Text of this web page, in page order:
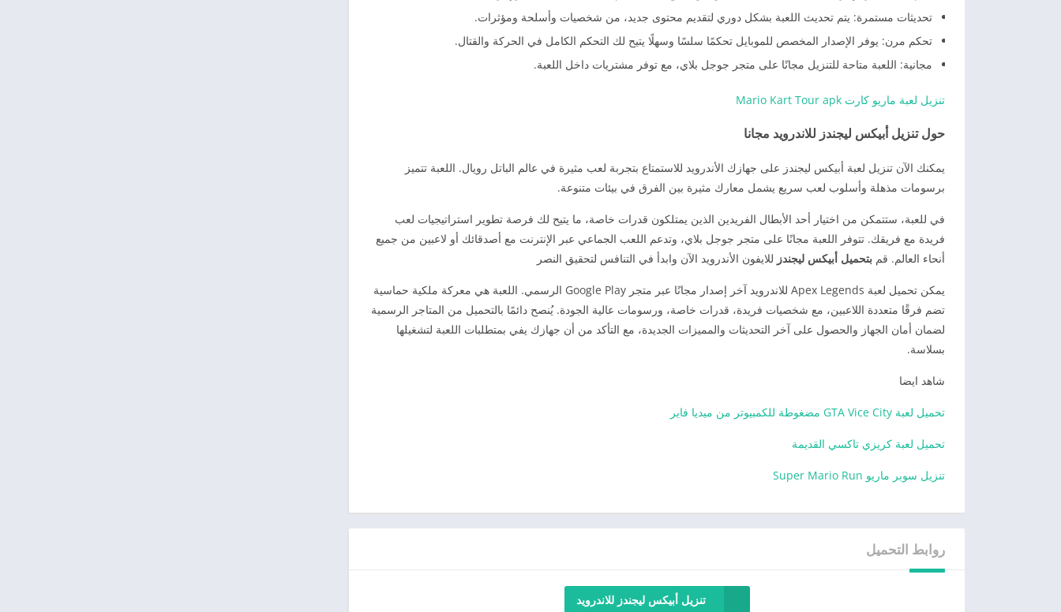
تحديثات مستمرة: يتم تحديث اللعبة بشكل دوري لتقديم محتوى جديد، من شخصيات وأسلحة ومؤثرات.
تحكم مرن: يوفر الإصدار المخصص للموبايل تحكمًا سلسًا وسهلًا يتيح لك التحكم الكامل في الحركة والقتال.
مجانية: اللعبة متاحة للتنزيل مجانًا على متجر جوجل بلاي، مع توفر مشتريات داخل اللعبة.
تنزيل لعبة ماريو كارت Mario Kart Tour apk
حول تنزيل أبيكس ليجندز للاندرويد مجانا
يمكنك الآن تنزيل لعبة أبيكس ليجندز على جهازك الأندرويد للاستمتاع بتجربة لعب مثيرة في عالم الباتل رويال. اللعبة تتميز
برسومات مذهلة وأسلوب لعب سريع يشمل معارك مثيرة بين الفرق في بيئات متنوعة.
في للعبة، ستتمكن من اختيار أحد الأبطال الفريدين الذين يمتلكون قدرات خاصة، ما يتيح لك فرصة تطوير استراتيجيات لعب
فريدة مع فريقك. تتوفر اللعبة مجانًا على متجر جوجل بلاي، وتدعم اللعب الجماعي عبر الإنترنت مع أصدقائك أو لاعبين من جميع
أنحاء العالم. قم بتحميل أبيكس ليجندز للايفون الأندرويد الآن وابدأ في التنافس لتحقيق النصر
يمكن تحميل لعبة Apex Legends للاندرويد آخر إصدار مجانًا عبر متجر Google Play الرسمي. اللعبة هي معركة ملكية حماسية
تضم فرقًا متعددة اللاعبين، مع شخصيات فريدة، قدرات خاصة، ورسومات عالية الجودة. يُنصح دائمًا بالتحميل من المتاجر الرسمية
لضمان أمان الجهاز والحصول على آخر التحديثات والمميزات الجديدة، مع التأكد من أن جهازك يفي بمتطلبات اللعبة لتشغيلها
بسلاسة.
شاهد ايضا
تحميل لعبة GTA Vice City مضغوطة للكمبيوتر من ميديا فاير
تحميل لعبة كريزي تاكسي القديمة
تنزيل سوبر ماريو Super Mario Run
روابط التحميل
تنزيل أبيكس ليجندز للاندرويد